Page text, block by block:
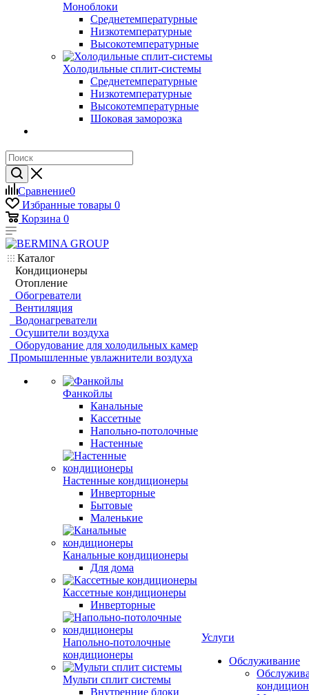
Моноблоки
Среднетемпературные
Низкотемпературные
Высокотемпературные
Холодильные сплит-системы
Среднетемпературные
Низкотемпературные
Высокотемпературные
Шоковая заморозка
Сравнение0
Избранные товары 0
Корзина 0
Каталог
Кондиционеры
Отопление
Обогреватели
Вентиляция
Водонагреватели
Осушители воздуха
Оборудование для холодильных камер
Промышленные увлажнители воздуха
Фанкойлы
Канальные
Кассетные
Напольно-потолочные
Настенные
Настенные кондиционеры
Инверторные
Бытовые
Маленькие
Канальные кондиционеры
Для дома
Кассетные кондиционеры
Инверторные
Напольно-потолочные
кондиционеры
Мульти сплит системы
Внутренние блоки
Услуги
Обслуживание